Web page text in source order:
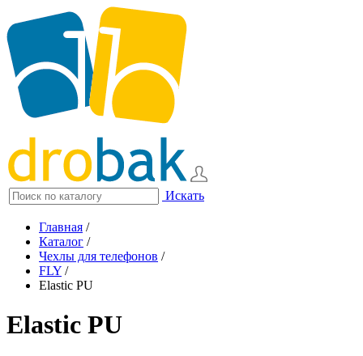
Искать
Главная /
Каталог /
Чехлы для телефонов /
FLY /
Elastic PU
Elastic PU